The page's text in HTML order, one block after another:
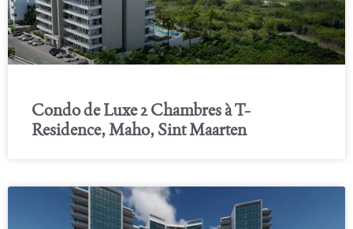
Condo de Luxe 2 Chambres à T-
Residence, Maho, Sint Maarten